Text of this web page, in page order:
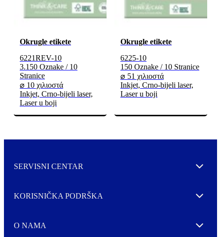
Okrugle etikete
6221REV-10
3.150 Oznake / 10
Stranice
⌀ 10 χιλιοστά
Inkjet, Crno-bijeli laser,
Laser u boji
Okrugle etikete
6225-10
150 Oznake / 10 Stranice
⌀ 51 χιλιοστά
Inkjet, Crno-bijeli laser,
Laser u boji
SERVISNI CENTAR Expand
KORISNIČKA PODRŠKA Expand
O NAMA Expand